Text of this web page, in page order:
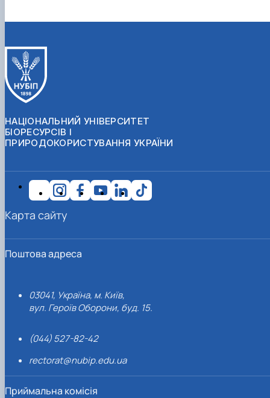
НАЦІОНАЛЬНИЙ УНІВЕРСИТЕТ
БІОРЕСУРСІВ І
ПРИРОДОКОРИСТУВАННЯ УКРАЇНИ
Поштова адреса
03041, Україна, м. Київ,
вул. Героїв Оборони, буд. 15.
(044) 527-82-42
rectorat@nubip.edu.ua
Приймальна комісія
Карта сайту